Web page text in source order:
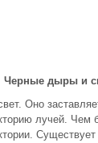
Черные дыры и
Оно
лучей.